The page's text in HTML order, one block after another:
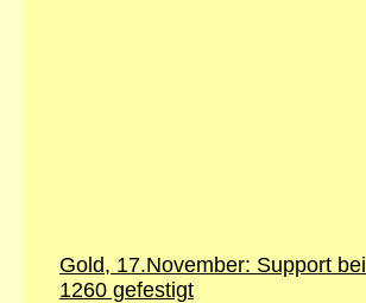
Gold, 17.November: Support bei
1260 gefestigt